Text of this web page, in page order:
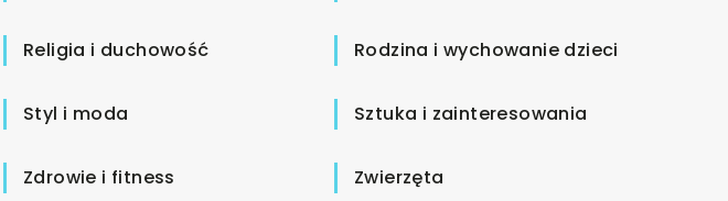
Religia i duchowość Rodzina i wychowanie dzieci
Styl i moda Sztuka i zainteresowania
Zdrowie i fitness Zwierzęta